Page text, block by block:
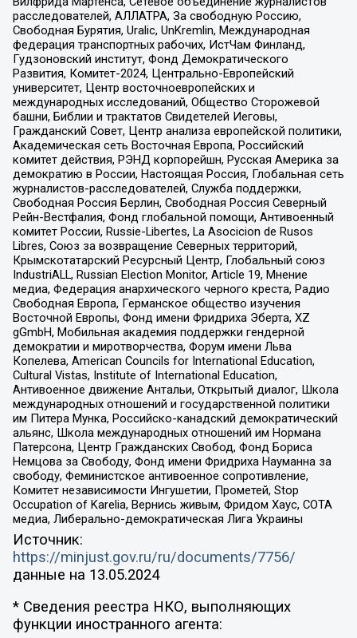
расследователей, АЛЛАТРА, За свободную Россию,
Свободная Бурятия, Uralic, UnKremlin, Международная
федерация транспортных рабочих, ИстЧам Финланд,
Гудзоновский институт, Фонд Демократического
Развития, Комитет-2024, Центрально-Европейский
университет, Центр восточноевропейских и
международных исследований, Общество Сторожевой
башни, Библии и трактатов Свидетелей Иеговы,
Гражданский Совет, Центр анализа европейской политики,
Академическая сеть Восточная Европа, Российский
комитет действия, РЭНД корпорейшн, Русская Америка за
демократию в России, Настоящая Россия, Глобальная сеть
журналистов-расследователей, Служба поддержки,
Свободная Россия Берлин, Свободная Россия Северный
Рейн-Вестфалия, Фонд глобальной помощи, Антивоенный
комитет России, Russie-Libertes, La Asocicion de Rusos
Libres, Союз за возвращение Северных территорий,
Крымскотатарский Ресурсный Центр, Глобальный союз
IndustriALL, Russian Election Monitor, Article 19, Мнение
медиа, Федерация анархического черного креста, Радио
Свободная Европа, Германское общество изучения
Восточной Европы, Фонд имени Фридриха Эберта, XZ
gGmbH, Мобильная академия поддержки гендерной
демократии и миротворчества, Форум имени Льва
Копелева, American Councils for International Education,
Cultural Vistas, Institute of International Education,
Антивоенное движение Антальи, Открытый диалог, Школа
международных отношений и государственной политики
им Питера Мунка, Российско-канадский демократический
альянс, Школа международных отношений им Нормана
Патерсона, Центр Гражданских Свобод, Фонд Бориса
Немцова за Свободу, Фонд имени Фридриха Науманна за
свободу, Феминистское антивоенное сопротивление,
Комитет независимости Ингушетии, Прометей, Stop
Occupation of Karelia, Вернись живым, Фридом Хаус, СОТА
медиа, Либерально-демократическая Лига Украины
Источник:
https://minjust.gov.ru/ru/documents/7756/
данные на 13.05.2024
* Сведения реестра НКО, выполняющих
функции иностранного агента: